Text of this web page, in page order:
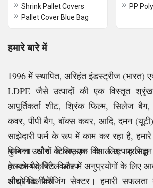
Shrink Pallet Covers
Pallet Cover Blue Bag
PP
हमारे बारे में
1996 में स्थापित, अरिहंत इंडस्ट्रीज (भारत)
LDPE जैसे उत्पादों की एक विस्तृत
आपूर्तिकर्ता शीट, श्रिंक फिल्म, सिलेज
कवर, पीपी बैग, बॉक्स कवर, आदि, दमन
साझेदारी फर्म के रूप में काम कर रहा है,
गुणवत्ता और टिकाऊपन के लिए
हेल्थकेयर, रिटेल और में अनुप्रयोगों के लिए
औद्योगिक पैकेजिंग सेक्टर। हमारी सफलता
विभिन्न उद्योगों के लिए एक विशाल उत्पाद लाइन
कस्टम पैकेजिंग विकल्प
शीघ्र डिलीवरी